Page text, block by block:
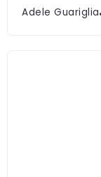
Adele Guariglia